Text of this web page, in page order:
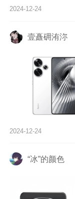
2024-12-24
壹矗砽洧沵
2024-12-24
“冰”的颜色